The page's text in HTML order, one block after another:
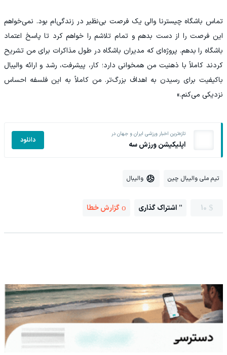
تماس باشگاه چیسترنا والی یک فرصت بی‌نظیر در زندگی‌ام بود. نمی‌خواهم
این فرصت را از دست بدهم و تمام تلاشم را خواهم کرد تا پاسخ اعتماد
باشگاه را بدهم. پروژه‌ای که مدیران باشگاه در طول مذاکرات برای من تشریح
کردند کاملاً با ذهنیت من همخوانی دارد؛ کار، پیشرفت، رشد و ارائه والیبال
باکیفیت برای رسیدن به اهداف بزرگ‌تر. من کاملاً به این فلسفه احساس
نزدیکی می‌کنم.»
تازه‌ترین اخبار ورزشی ایران و جهان در
اپلیکیشن ورزش سه دانلود
تیم ملی والیبال چین والیبال
10 اشتراک گذاری گزارش خطا